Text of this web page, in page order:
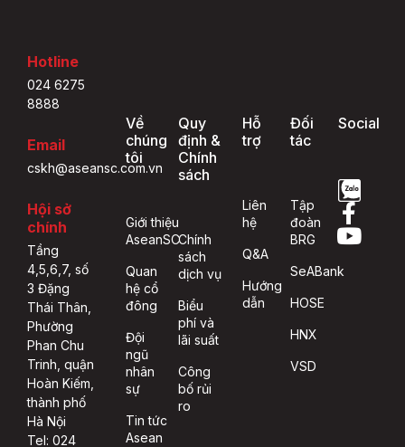
Hotline
024 6275
8888
Email
cskh@aseansc.com.vn
Hội sở
chính
Tầng
4,5,6,7, số
3 Đặng
Thái Thân,
Phường
Phan Chu
Trinh, quận
Hoàn Kiếm,
thành phố
Hà Nội
Tel: 024
Về
chúng
tôi
Giới thiệu
AseanSC
Quan
hệ cổ
đông
Đội
ngũ
nhân
sự
Tin tức
Asean
Quy
định &
Chính
sách
Chính
sách
dịch vụ
Biểu
phí và
lãi suất
Công
bố rủi
ro
Hỗ
trợ
Liên
hệ
Q&A
Hướng
dẫn
Đối
tác
Tập
đoàn
BRG
SeABank
HOSE
HNX
VSD
Social